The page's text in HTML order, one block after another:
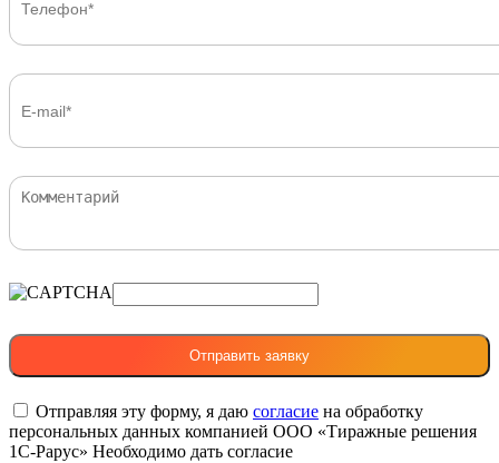
Отправляя эту форму, я даю согласие на обработку
персональных данных компанией ООО «Тиражные решения
1С-Рарус» Необходимо дать согласие